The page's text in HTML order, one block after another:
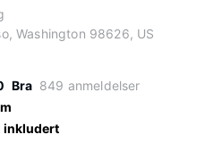
Washington 98626, US
Bra 849 anmeldelser
inkludert